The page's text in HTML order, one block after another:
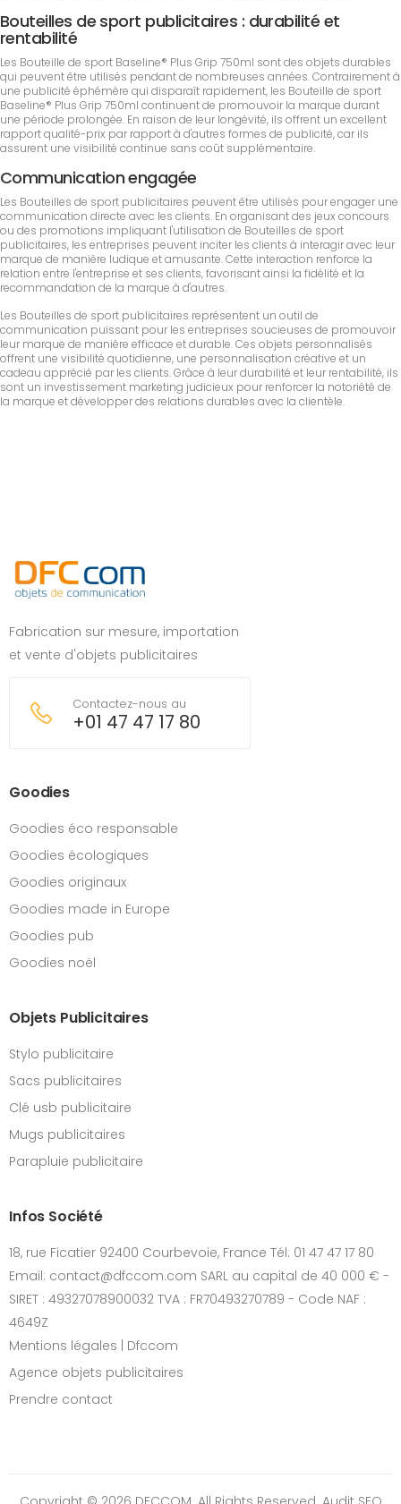
Bouteilles de sport publicitaires : durabilité et
rentabilité
Les Bouteille de sport Baseline® Plus Grip 750ml sont des objets durables
qui peuvent être utilisés pendant de nombreuses années. Contrairement à
une publicité éphémère qui disparaît rapidement, les Bouteille de sport
Baseline® Plus Grip 750ml continuent de promouvoir la marque durant
une période prolongée. En raison de leur longévité, ils offrent un excellent
rapport qualité-prix par rapport à d'autres formes de publicité, car ils
assurent une visibilité continue sans coût supplémentaire.
Communication engagée
Les Bouteilles de sport publicitaires peuvent être utilisés pour engager une
communication directe avec les clients. En organisant des jeux concours
ou des promotions impliquant l'utilisation de Bouteilles de sport
publicitaires, les entreprises peuvent inciter les clients à interagir avec leur
marque de manière ludique et amusante. Cette interaction renforce la
relation entre l'entreprise et ses clients, favorisant ainsi la fidélité et la
recommandation de la marque à d'autres.
Les Bouteilles de sport publicitaires représentent un outil de
communication puissant pour les entreprises soucieuses de promouvoir
leur marque de manière efficace et durable. Ces objets personnalisés
offrent une visibilité quotidienne, une personnalisation créative et un
cadeau apprécié par les clients. Grâce à leur durabilité et leur rentabilité, ils
sont un investissement marketing judicieux pour renforcer la notoriété de
la marque et développer des relations durables avec la clientèle.
Fabrication sur mesure, importation
et vente d'objets publicitaires
Contactez-nous au
+01 47 47 17 80
Goodies
Goodies éco responsable
Goodies écologiques
Goodies originaux
Goodies made in Europe
Goodies pub
Goodies noël
Objets Publicitaires
Stylo publicitaire
Sacs publicitaires
Clé usb publicitaire
Mugs publicitaires
Parapluie publicitaire
Infos Société
18, rue Ficatier 92400 Courbevoie, France Tél: 01 47 47 17 80
Email: contact@dfccom.com SARL au capital de 40 000 € -
SIRET : 49327078900032 TVA : FR70493270789 - Code NAF :
4649Z
Mentions légales | Dfccom
Agence objets publicitaires
Prendre contact